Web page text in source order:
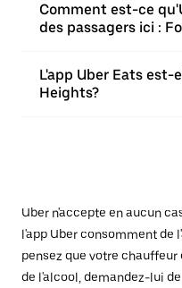
Comment est-ce
des passagers ici :
L'app Uber Eats est-
Heights?
Uber n'accepte en aucun
l'app Uber consomment de
pensez que votre chauffeur
de l'alcool, demandez-lui